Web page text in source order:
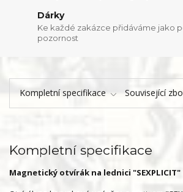
Dárky
Ke každé zakázce přidáváme jako
pozornost
Kompletní specifikace Související
Kompletní specifikace
Magnetický otvírák na lednici "SEXPLICIT"